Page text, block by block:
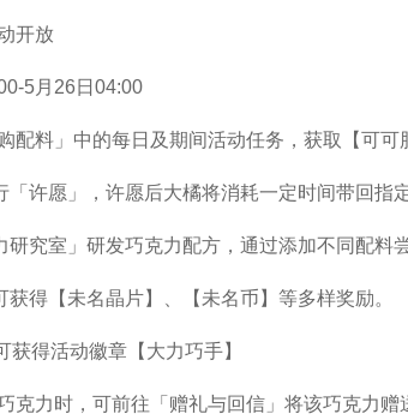
开放
5月26日04:00
配料」中的每日及期间活动任务，获取【可可
许愿」，许愿后大橘将消耗一定时间带回指定
究室」研发巧克力配方，通过添加不同配料
得【未名晶片】、【未名币】等多样奖励。
得活动徽章【大力巧手】
克力时，可前往「赠礼与回信」将该巧克力赠